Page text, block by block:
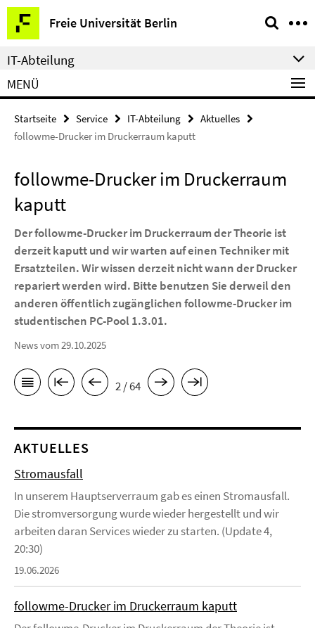
Springe
direkt
zu
Inhalt
Freie Universität Berlin
Service-
Navigation
IT-Abteilung
MENÜ
Startseite Service IT-Abteilung
Aktuelles
followme-Drucker im Druckerraum kaputt
followme-Drucker im Druckerraum
kaputt
Der followme-Drucker im Druckerraum der Theorie ist
derzeit kaputt und wir warten auf einen Techniker mit
Ersatzteilen. Wir wissen derzeit nicht wann der Drucker
repariert werden wird. Bitte benutzen Sie derweil den
anderen öffentlich zugänglichen followme-Drucker im
studentischen PC-Pool 1.3.01.
News vom 29.10.2025
2 / 64
AKTUELLES
Stromausfall
In unserem Hauptserverraum gab es einen Stromausfall.
Die stromversorgung wurde wieder hergestellt und wir
arbeiten daran Services wieder zu starten. (Update 4,
20:30)
19.06.2026
followme-Drucker im Druckerraum kaputt